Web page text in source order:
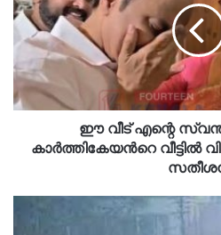
ഈ വീട് എന്റെ
കാർത്തികേയന്‍റെ വീട്ടിൽ